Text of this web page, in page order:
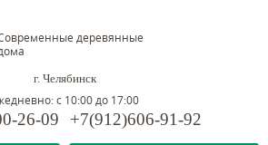
деревянные
г. Челябинск
с 10:00 до 17:00
26-09 +7(912)606-91-92